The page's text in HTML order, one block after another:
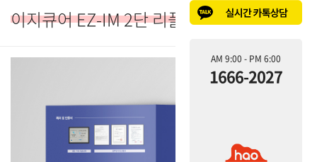
AM 9:00 - PM 6:00
1666-2027
AM 9:00 - PM 6:00
1666-2027
이지큐어 EZ-IM 2단 리플렛